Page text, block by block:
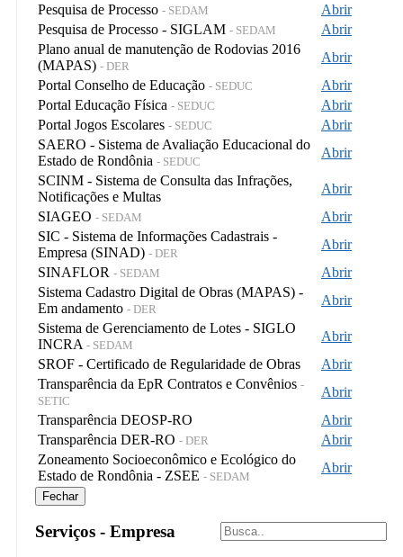
Pesquisa de Processo - SEDAM
Abrir
Pesquisa de Processo - SIGLAM - SEDAM
Abrir
Plano anual de manutenção de Rodovias 2016
(MAPAS) - DER
Abrir
Portal Conselho de Educação - SEDUC
Abrir
Portal Educação Física - SEDUC
Abrir
Portal Jogos Escolares - SEDUC
Abrir
SAERO - Sistema de Avaliação Educacional do
Estado de Rondônia - SEDUC
Abrir
SCINM - Sistema de Consulta das Infrações,
Notificações e Multas
Abrir
SIAGEO - SEDAM
Abrir
SIC - Sistema de Informações Cadastrais -
Empresa (SINAD) - DER
Abrir
SINAFLOR - SEDAM
Abrir
Sistema Cadastro Digital de Obras (MAPAS) -
Em andamento - DER
Abrir
Sistema de Gerenciamento de Lotes - SIGLO
INCRA - SEDAM
Abrir
SROF - Certificado de Regularidade de Obras
Abrir
Transparência da EpR Contratos e Convênios -
SETIC
Abrir
Transparência DEOSP-RO
Abrir
Transparência DER-RO - DER
Abrir
Zoneamento Socioeconômico e Ecológico do
Estado de Rondônia - ZSEE - SEDAM
Abrir
Fechar
Serviços - Empresa